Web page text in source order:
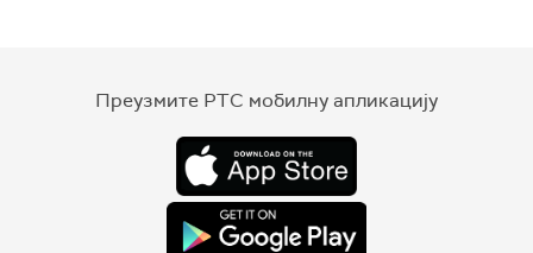
Преузмите РТС мобилну апликацију